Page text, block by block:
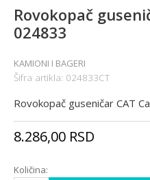
Rovokopač
024833
KAMIONI I BAGERI
Šifra artikla: 024833CT
Rovokopač guseničar CAT
8.286,00 RSD
Količina: